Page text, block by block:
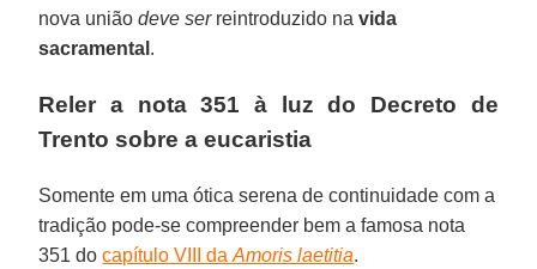
nova uniãodeve serreintroduzido navida
sacramental .
Reler a nota 351 à luz do Decreto de
Trento sobre a eucaristia
Somente em uma ótica serena de continuidade com a
tradição pode-se compreender bem a famosa nota
351 docapítulo VIII daAmoris laetitia.